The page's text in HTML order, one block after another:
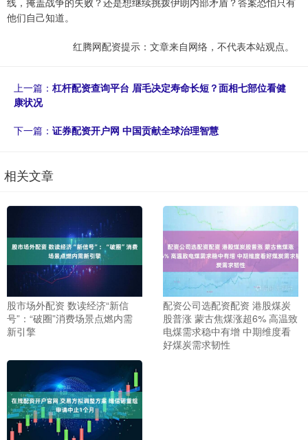
他们自己知道。
红腾网配资提示：文章来自网络，不代表本站观点。
上一篇： 杠杆配资查询平台 眉毛决定寿命长短？面相七部位看健
康状况
下一篇： 证券配资开户网 中国贡献全球治理智慧
相关文章
股市场外配资 数读经济“新信
号”：“破圈”消费场景点燃内需
新引擎
配资公司选配资配资 港股煤炭
股普涨 蒙古焦煤涨超6% 高温致
电煤需求稳中有增 中期维度看
好煤炭需求韧性